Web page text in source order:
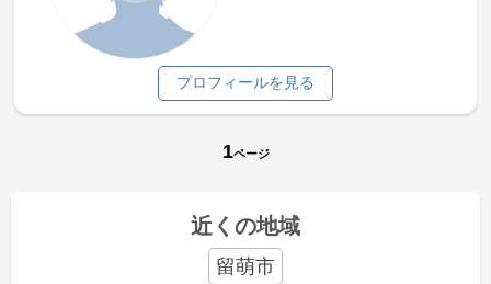
プロフィールを見る
1ページ
近くの地域
留萌市